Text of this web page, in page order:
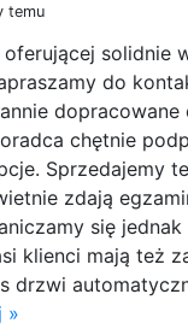
temu
solidnie
do
dopracowane
chętnie
Sprzedajemy
zdają
się
klienci mają też
drzwi
»